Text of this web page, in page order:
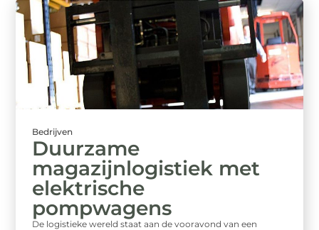
Bedrijven
Duurzame
magazijnlogistiek met
elektrische
pompwagens
De logistieke wereld staat aan de vooravond van een